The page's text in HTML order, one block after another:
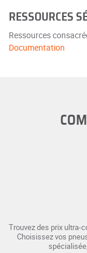
RESSOURCES
Ressources
Documentation
Trouvez des prix ultra-
Choisissez vos